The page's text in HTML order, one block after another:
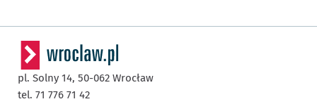
pl. Solny 14, 50-062 Wrocław
tel. 71 776 71 42